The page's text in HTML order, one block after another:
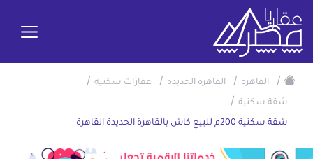
/ القاهرة / القاهرة الجديدة / عقارات سكنية /
شقة سكنية /
شقة سكنية 200م للبيع كاش بالقاهرة الجديدة القاهرة